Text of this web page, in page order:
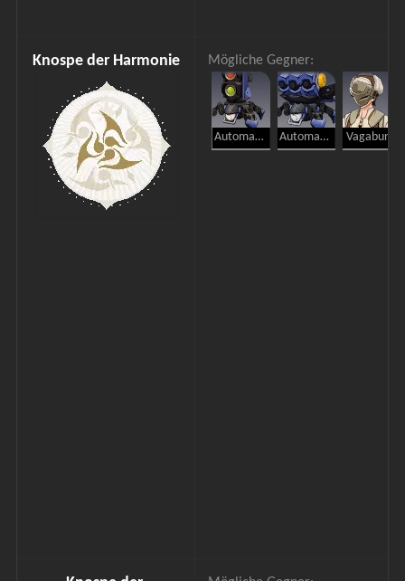
Knospe der Harmonie Mögliche Gegner:
Automaton-Käfer Automaton-Spinne Vagabund